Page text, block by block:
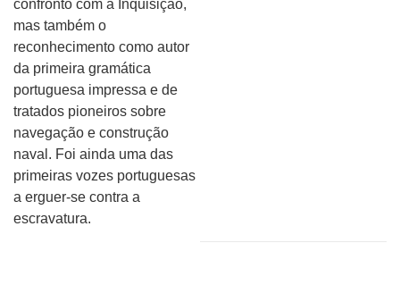
confronto com a Inquisição,
mas também o
reconhecimento como autor
da primeira gramática
portuguesa impressa e de
tratados pioneiros sobre
navegação e construção
naval. Foi ainda uma das
primeiras vozes portuguesas
a erguer-se contra a
escravatura.